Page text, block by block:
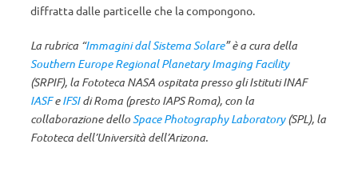
diffratta dalle particelle che la compongono.
La rubrica “Immagini dal Sistema Solare”è a cura della
Southern Europe Regional Planetary Imaging Facility
(SRPIF), la Fototeca NASA ospitata presso gli Istituti INAF
IASFeIFSIdi Roma (presto IAPS Roma), con la
collaborazione delloSpace Photography Laboratory(SPL), la
Fototeca dell’Università dell’Arizona.